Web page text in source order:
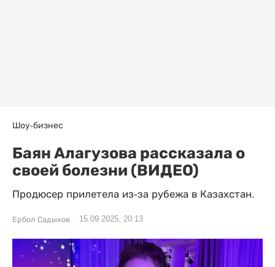
Шоу-бизнес
Баян Алагузова рассказала о
своей болезни (ВИДЕО)
Продюсер прилетела из-за рубежа в Казахстан.
Ербол Садыков 15.09.2025, 20:13